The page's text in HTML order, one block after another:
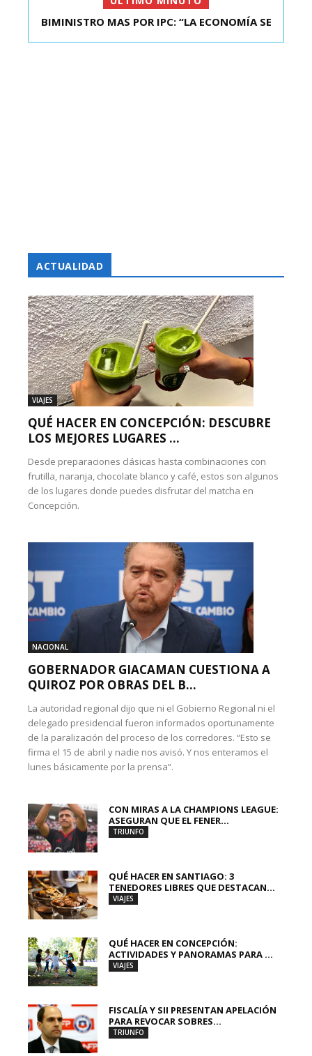
BIMINISTRO MAS POR IPC: “LA ECONOMÍA SE
ACTUALIDAD
VIAJES
QUÉ HACER EN CONCEPCIÓN: DESCUBRE
LOS MEJORES LUGARES ...
Desde preparaciones clásicas hasta combinaciones con
frutilla, naranja, chocolate blanco y café, estos son algunos
de los lugares donde puedes disfrutar del matcha en
Concepción.
NACIONAL
GOBERNADOR GIACAMAN CUESTIONA A
QUIROZ POR OBRAS DEL B...
La autoridad regional dijo que ni el Gobierno Regional ni el
delegado presidencial fueron informados oportunamente
de la paralización del proceso de los corredores. “Esto se
firma el 15 de abril y nadie nos avisó. Y nos enteramos el
lunes básicamente por la prensa”.
CON MIRAS A LA CHAMPIONS LEAGUE:
ASEGURAN QUE EL FENER...
TRIUNFO
QUÉ HACER EN SANTIAGO: 3
TENEDORES LIBRES QUE DESTACAN...
VIAJES
QUÉ HACER EN CONCEPCIÓN:
ACTIVIDADES Y PANORAMAS PARA ...
VIAJES
FISCALÍA Y SII PRESENTAN APELACIÓN
PARA REVOCAR SOBRES...
TRIUNFO